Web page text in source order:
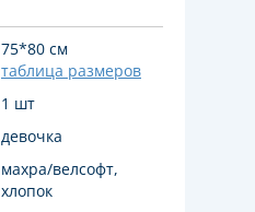
75*80 см
таблица размеров
1 шт
девочка
махра/велсофт,
хлопок